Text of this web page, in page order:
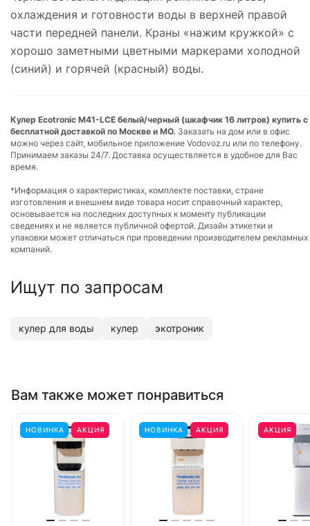
охлаждения и готовности воды в верхней правой
части передней панели. Краны «нажим кружкой» с
хорошо заметными цветными маркерами холодной
(синий) и горячей (красный) воды.
Кулер Ecotronic M41-LCE белый/черный (шкафчик 16 литров) купить с
бесплатной доставкой по Москве и МО. Заказать на дом или в офис
можно через сайт, мобильное приложение Vodovoz.ru или по телефону.
Принимаем заказы 24/7. Доставка осуществляется в удобное для Вас
время.
*Информация о характеристиках, комплекте поставки, стране
изготовления и внешнем виде товара носит справочный характер,
основывается на последних доступных к моменту публикации
сведениях и не является публичной офертой. Дизайн этикетки и
упаковки может отличаться при проведении производителем рекламных
компаний.
Ищут по запросам
кулер для воды кулер экотроник
Вам также может понравиться
НОВИНКА АКЦИЯ НОВИНКА АКЦИЯ АКЦИЯ